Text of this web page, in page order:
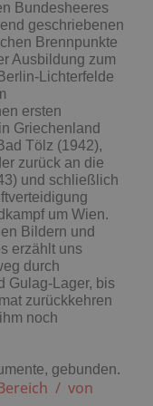
Bundesheeres
geschriebenen
Brennpunkte
Ausbildung zum
Lichterfelde
ersten
Griechenland
Tölz (1942),
zurück an die
und schließlich
um Wien.
Bildern und
erzählt uns
durch
Gulag-Lager, bis
zurückkehren
noch
gebunden.
/ von